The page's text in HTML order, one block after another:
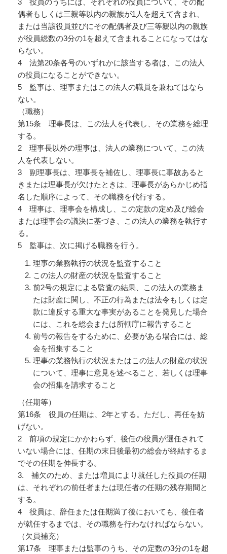
3 役員のうちには、それぞれの役員について、その配
偶者もしくは三親等以内の親族が1人を超えて含まれ、
または当該役員並びにその配偶者及び三等親以内の親族
が役員総数の3分の1を超えて含まれることになってはな
らない。
4 法第20条各号のいずれかに該当する者は、この法人
の役員になることができない。
5 監事は、理事またはこの法人の職員を兼ねてはなら
ない。
（職務）
第15条 理事長は、この法人を代表し、その業務を総理
する。
2 理事長以外の理事は、法人の業務について、この法
人を代表しない。
3 副理事長は、理事長を補佐し、理事長に事故あると
きまたは理事長が欠けたときは、理事長があらかじめ指
名した順序によって、その職務を代行する。
4 理事は、理事会を構成し、この定款の定め及び総会
または理事会の議決に基づき、この法人の業務を執行す
る。
5 監事は、次に掲げる職務を行う。
理事の業務執行の状況を監査すること
この法人の財産の状況を監査すること
前2号の規定による監査の結果、この法人の業務ま
たは財産に関し、不正の行為または法令もしくは定
款に違反する重大な事実があることを発見した場合
には、これを総会または所轄庁に報告すること
前号の報告をするために、必要がある場合には、総
会を招集すること
理事の業務執行の状況またはこの法人の財産の状況
について、理事に意見を述べること、若しくは理事
会の招集を請求すること
（任期等）
第16条 役員の任期は、2年とする。ただし、再任を妨
げない。
2 前項の規定にかかわらず、後任の役員が選任されて
いない場合には、任期の末日後最初の総会が終結するま
でその任期を伸長する。
3. 補欠のため、または増員により就任した役員の任期
は、それぞれの前任者または現任者の任期の残存期間と
する。
4 役員は、辞任または任期満了後においても、後任者
が就任するまでは、その職務を行わなければならない。
（欠員補充）
第17条 理事または監事のうち、その定数の3分の1を超